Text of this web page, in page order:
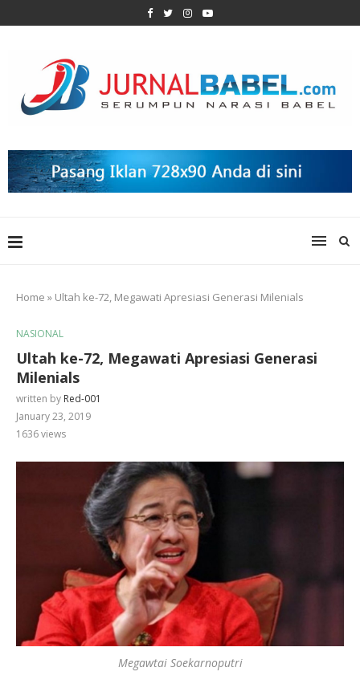
Home » Ultah ke-72, Megawati Apresiasi Generasi Milenials
NASIONAL
Ultah ke-72, Megawati Apresiasi Generasi
Milenials
written by Red-001
January 23, 2019
1636views
Megawtai Soekarnoputri